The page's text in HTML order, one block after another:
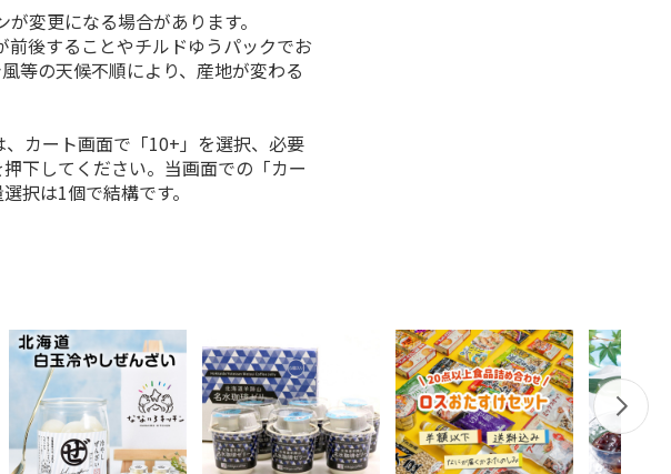
変更になる場合があります。
後することやチルドゆうパックでお
等の天候不順により、産地が変わる
カート画面で「10+」を選択、必要
下してください。当画面での「カー
択は1個で結構です。